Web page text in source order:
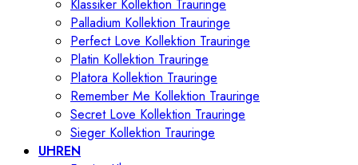
Klassiker Kollektion Trauringe
Palladium Kollektion Trauringe
Perfect Love Kollektion Trauringe
Platin Kollektion Trauringe
Platora Kollektion Trauringe
Remember Me Kollektion Trauringe
Secret Love Kollektion Trauringe
Sieger Kollektion Trauringe
UHREN